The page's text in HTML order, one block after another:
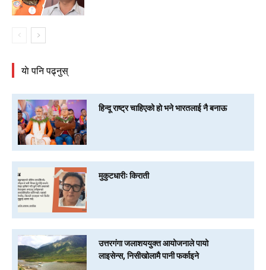
याे पनि पढ्नुस्
हिन्दू राष्ट्र चाहिएको हो भने भारतलाई नै बनाऊ
मुकुटधारीः किराती
उत्तरगंगा जलाशययुक्त आयोजनाले पायो
लाइसेन्स, निसीखोलामै पानी फर्काइने